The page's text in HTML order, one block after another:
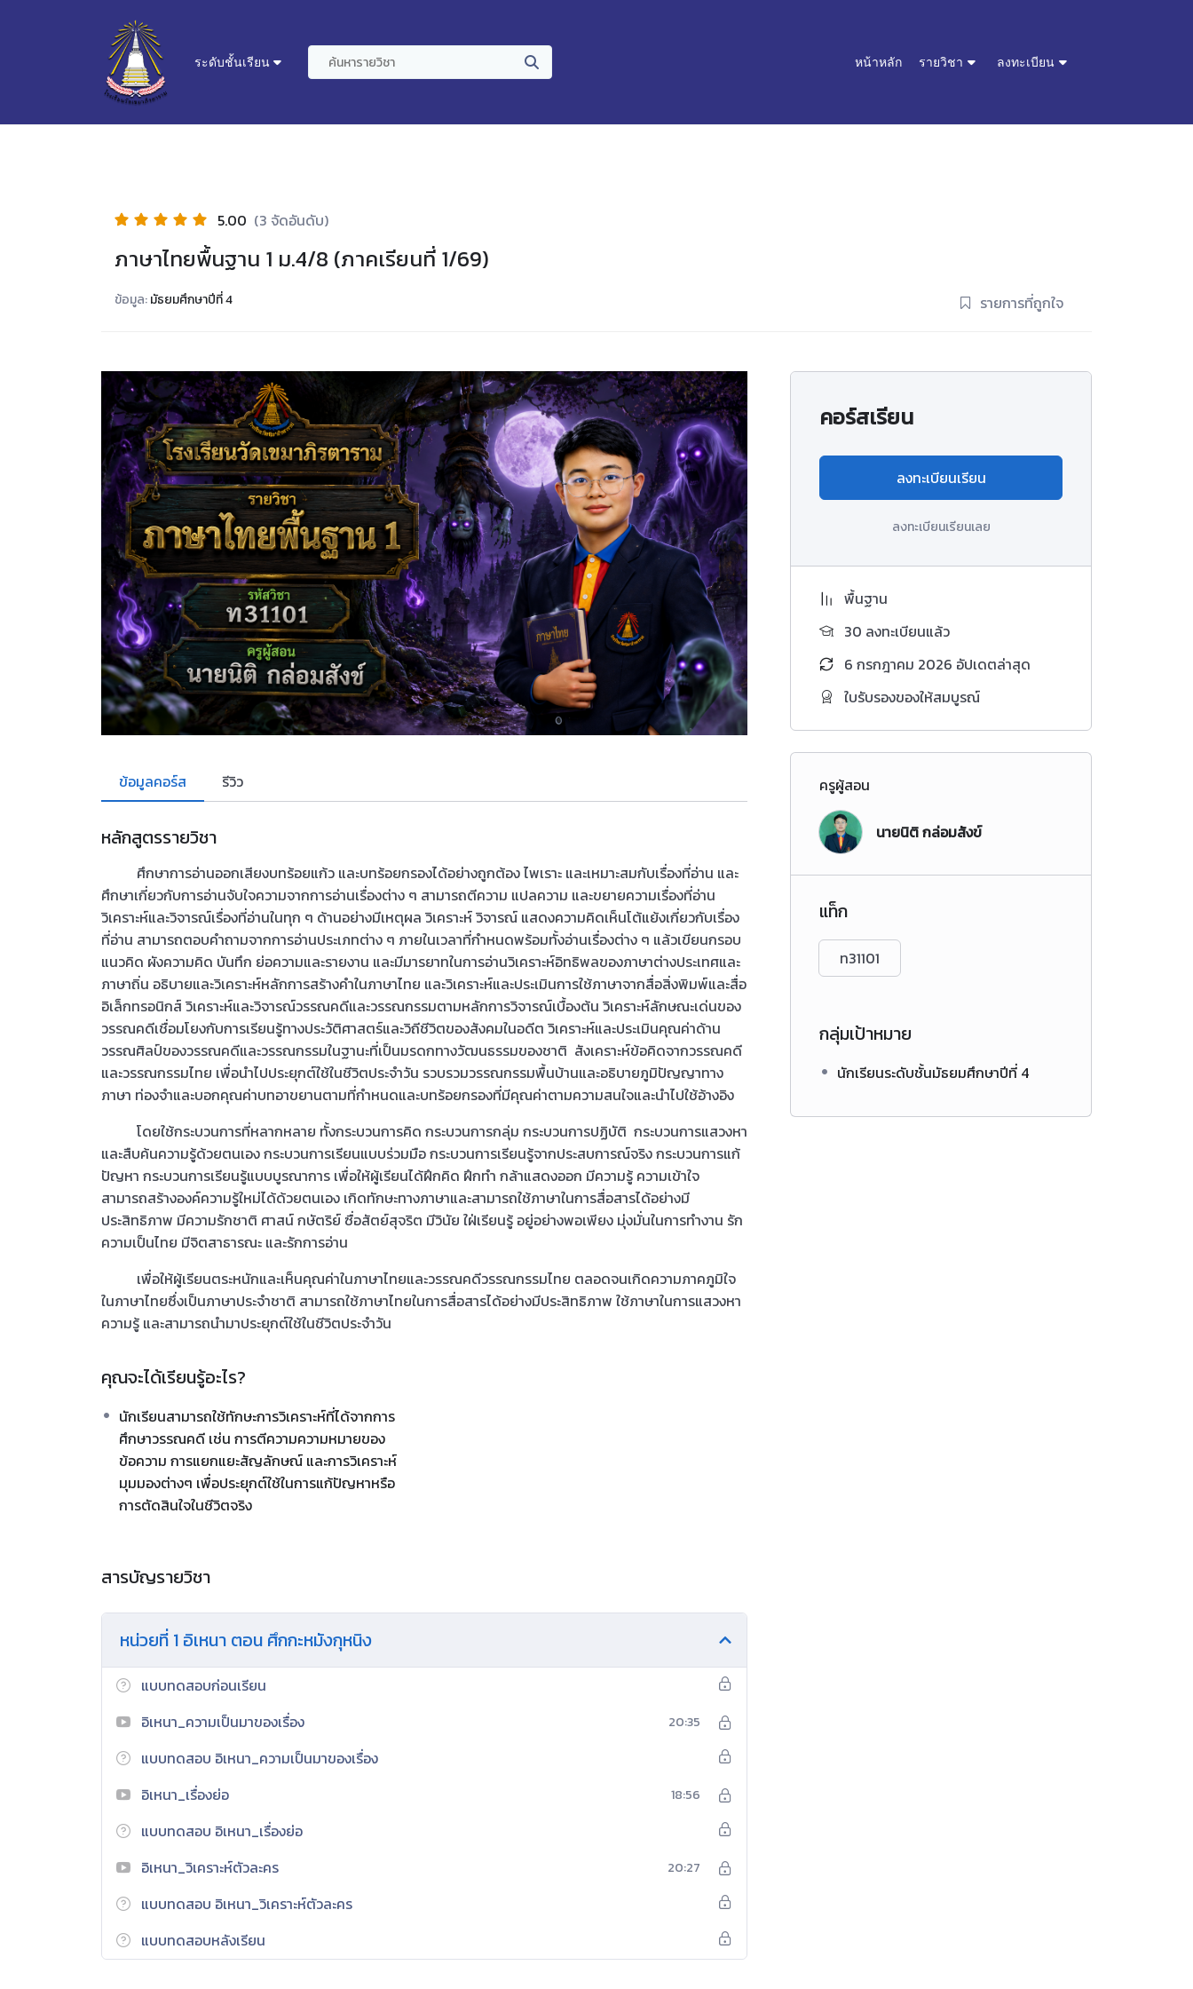
ระดับชั้นเรียน หน้าหลัก รายวิชา ลงทะเบียน
5.00 (3 จัดอันดับ)
ภาษาไทยพื้นฐาน 1 ม.4/8 (ภาคเรียนที่ 1/69)
ข้อมูล:มัธยมศึกษาปีที่ 4 รายการที่ถูกใจ
ข้อมูลคอร์ส รีวิว
หลักสูตรรายวิชา
ศึกษาการอ่านออกเสียงบทร้อยแก้ว และบทร้อยกรองได้อย่างถูกต้อง ไพเราะ และเหมาะสมกับเรื่องที่อ่าน และ
ศึกษาเกี่ยวกับการอ่านจับใจความจากการอ่านเรื่องต่าง ๆ สามารถตีความ แปลความ และขยายความเรื่องที่อ่าน
วิเคราะห์และวิจารณ์เรื่องที่อ่านในทุก ๆ ด้านอย่างมีเหตุผล วิเคราะห์ วิจารณ์ แสดงความคิดเห็นโต้แย้งเกี่ยวกับเรื่อง
ที่อ่าน สามารถตอบคำถามจากการอ่านประเภทต่าง ๆ ภายในเวลาที่กำหนดพร้อมทั้งอ่านเรื่องต่าง ๆ แล้วเขียนกรอบ
แนวคิด ผังความคิด บันทึก ย่อความและรายงาน และมีมารยาทในการอ่านวิเคราะห์อิทธิพลของภาษาต่างประเทศและ
ภาษาถิ่น อธิบายและวิเคราะห์หลักการสร้างคำในภาษาไทย และวิเคราะห์และประเมินการใช้ภาษาจากสื่อสิ่งพิมพ์และสื่อ
อิเล็กทรอนิกส์ วิเคราะห์และวิจารณ์วรรณคดีและวรรณกรรมตามหลักการวิจารณ์เบื้องต้น วิเคราะห์ลักษณะเด่นของ
วรรณคดีเชื่อมโยงกับการเรียนรู้ทางประวัติศาสตร์และวิถีชีวิตของสังคมในอดีต วิเคราะห์และประเมินคุณค่าด้าน
วรรณศิลป์ของวรรณคดีและวรรณกรรมในฐานะที่เป็นมรดกทางวัฒนธรรมของชาติ สังเคราะห์ข้อคิดจากวรรณคดี
และวรรณกรรมไทย เพื่อนำไปประยุกต์ใช้ในชีวิตประจำวัน รวบรวมวรรณกรรมพื้นบ้านและอธิบายภูมิปัญญาทาง
ภาษา ท่องจำและบอกคุณค่าบทอาขยานตามที่กำหนดและบทร้อยกรองที่มีคุณค่าตามความสนใจและนำไปใช้อ้างอิง
โดยใช้กระบวนการที่หลากหลาย ทั้งกระบวนการคิด กระบวนการกลุ่ม กระบวนการปฏิบัติ กระบวนการแสวงหา
และสืบค้นความรู้ด้วยตนเอง กระบวนการเรียนแบบร่วมมือ กระบวนการเรียนรู้จากประสบการณ์จริง กระบวนการแก้
ปัญหา กระบวนการเรียนรู้แบบบูรณาการ เพื่อให้ผู้เรียนได้ฝึกคิด ฝึกทำ กล้าแสดงออก มีความรู้ ความเข้าใจ
สามารถสร้างองค์ความรู้ใหม่ได้ด้วยตนเอง เกิดทักษะทางภาษาและสามารถใช้ภาษาในการสื่อสารได้อย่างมี
ประสิทธิภาพ มีความรักชาติ ศาสน์ กษัตริย์ ซื่อสัตย์สุจริต มีวินัย ใฝ่เรียนรู้ อยู่อย่างพอเพียง มุ่งมั่นในการทำงาน รัก
ความเป็นไทย มีจิตสาธารณะ และรักการอ่าน
เพื่อให้ผู้เรียนตระหนักและเห็นคุณค่าในภาษาไทยและวรรณคดีวรรณกรรมไทย ตลอดจนเกิดความภาคภูมิใจ
ในภาษาไทยซึ่งเป็นภาษาประจำชาติ สามารถใช้ภาษาไทยในการสื่อสารได้อย่างมีประสิทธิภาพ ใช้ภาษาในการแสวงหา
ความรู้ และสามารถนำมาประยุกต์ใช้ในชีวิตประจำวัน
คุณจะได้เรียนรู้อะไร?
นักเรียนสามารถใช้ทักษะการวิเคราะห์ที่ได้จากการ
ศึกษาวรรณคดี เช่น การตีความความหมายของ
ข้อความ การแยกแยะสัญลักษณ์ และการวิเคราะห์
มุมมองต่างๆ เพื่อประยุกต์ใช้ในการแก้ปัญหาหรือ
การตัดสินใจในชีวิตจริง
สารบัญรายวิชา
หน่วยที่ 1 อิเหนา ตอน ศึกกะหมังกุหนิง
แบบทดสอบก่อนเรียน
อิเหนา_ความเป็นมาของเรื่อง
20:35
แบบทดสอบ อิเหนา_ความเป็นมาของเรื่อง
อิเหนา_เรื่องย่อ
18:56
แบบทดสอบ อิเหนา_เรื่องย่อ
อิเหนา_วิเคราะห์ตัวละคร
20:27
แบบทดสอบ อิเหนา_วิเคราะห์ตัวละคร
แบบทดสอบหลังเรียน
คอร์สเรียน
ลงทะเบียนเรียน
ลงทะเบียนเรียนเลย
พื้นฐาน
30 ลงทะเบียนแล้ว
6 กรกฎาคม 2026 อัปเดตล่าสุด
ใบรับรองของให้สมบูรณ์
ครูผู้สอน
นายนิติ กล่อมสังข์
แท็ก
ท31101
กลุ่มเป้าหมาย
นักเรียนระดับชั้นมัธยมศึกษาปีที่ 4